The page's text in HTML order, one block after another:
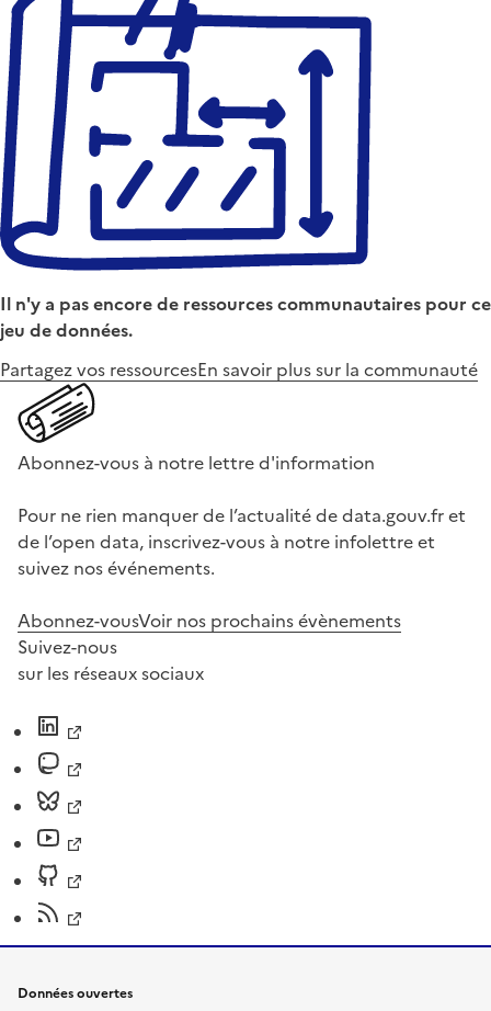
Il n'y a pas encore de ressources communautaires pour ce
jeu de données.
Partagez vos ressourcesEn savoir plus sur la communauté
Abonnez-vous à notre lettre d'information
Pour ne rien manquer de l’actualité de data.gouv.fr et
de l’open data, inscrivez-vous à notre infolettre et
suivez nos événements.
Abonnez-vousVoir nos prochains évènements
Suivez-nous
sur les réseaux sociaux
Données ouvertes